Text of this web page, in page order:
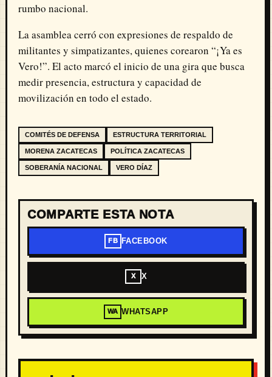
rumbo nacional.
La asamblea cerró con expresiones de respaldo de
militantes y simpatizantes, quienes corearon “¡Ya es
Vero!”. El acto marcó el inicio de una gira que busca
medir presencia, estructura y capacidad de
movilización en todo el estado.
COMITÉS DE DEFENSA ESTRUCTURA TERRITORIAL
MORENA ZACATECAS POLÍTICA ZACATECAS
SOBERANÍA NACIONAL VERO DÍAZ
COMPARTE ESTA NOTA
FB FACEBOOK
X X
WA WHATSAPP